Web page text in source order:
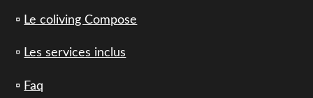
▫️ Le coliving Compose
▫️ Les services inclus
▫️ Faq